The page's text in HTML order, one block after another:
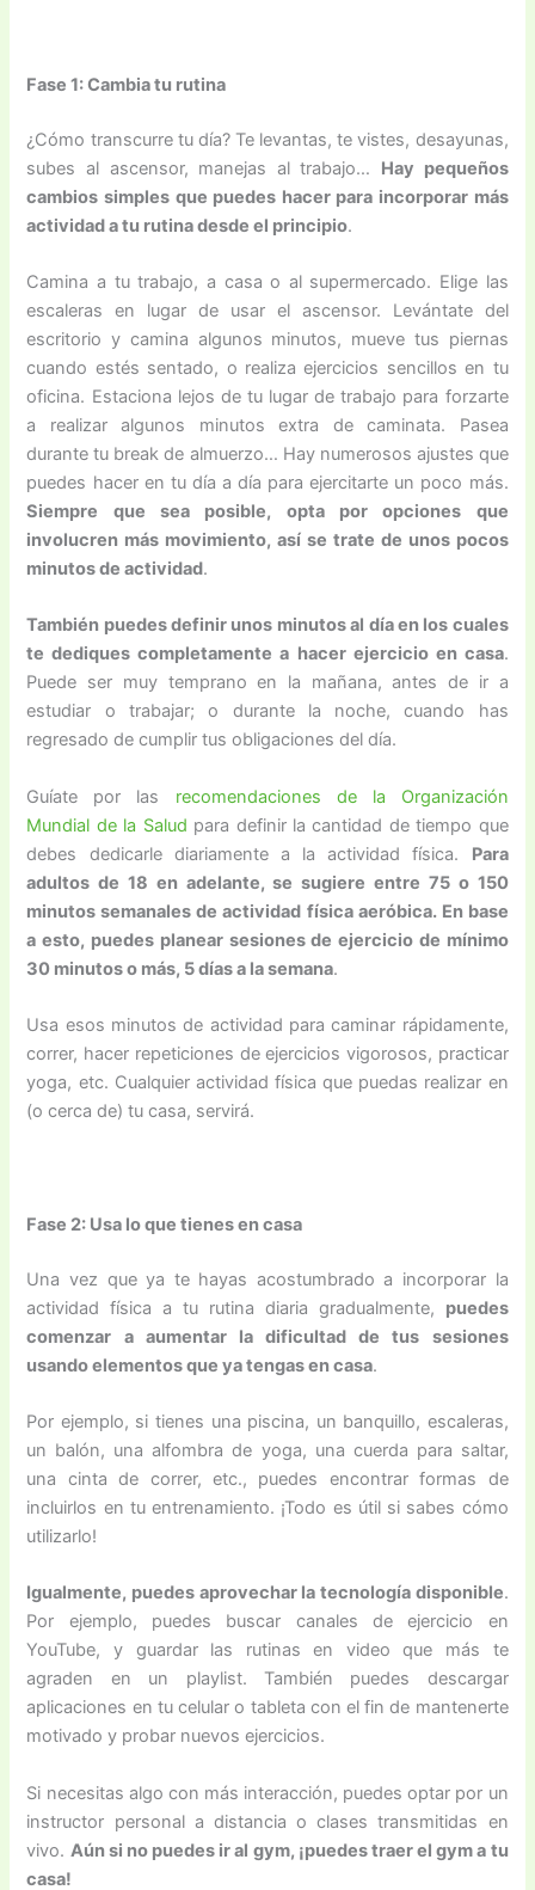
Fase 1: Cambia tu rutina
¿Cómo transcurre tu día? Te levantas, te vistes, desayunas,
subes al ascensor, manejas al trabajo… Hay pequeños
cambios simples que puedes hacer para incorporar más
actividad a tu rutina desde el principio.
Camina a tu trabajo, a casa o al supermercado. Elige las
escaleras en lugar de usar el ascensor. Levántate del
escritorio y camina algunos minutos, mueve tus piernas
cuando estés sentado, o realiza ejercicios sencillos en tu
oficina. Estaciona lejos de tu lugar de trabajo para forzarte
a realizar algunos minutos extra de caminata. Pasea
durante tu break de almuerzo… Hay numerosos ajustes que
puedes hacer en tu día a día para ejercitarte un poco más.
Siempre que sea posible, opta por opciones que
involucren más movimiento, así se trate de unos pocos
minutos de actividad.
También puedes definir unos minutos al día en los cuales
te dediques completamente a hacer ejercicio en casa.
Puede ser muy temprano en la mañana, antes de ir a
estudiar o trabajar; o durante la noche, cuando has
regresado de cumplir tus obligaciones del día.
Guíate por las recomendaciones de la Organización
Mundial de la Salud para definir la cantidad de tiempo que
debes dedicarle diariamente a la actividad física. Para
adultos de 18 en adelante, se sugiere entre 75 o 150
minutos semanales de actividad física aeróbica. En base
a esto, puedes planear sesiones de ejercicio de mínimo
30 minutos o más, 5 días a la semana.
Usa esos minutos de actividad para caminar rápidamente,
correr, hacer repeticiones de ejercicios vigorosos, practicar
yoga, etc. Cualquier actividad física que puedas realizar en
(o cerca de) tu casa, servirá.
Fase 2: Usa lo que tienes en casa
Una vez que ya te hayas acostumbrado a incorporar la
actividad física a tu rutina diaria gradualmente, puedes
comenzar a aumentar la dificultad de tus sesiones
usando elementos que ya tengas en casa.
Por ejemplo, si tienes una piscina, un banquillo, escaleras,
un balón, una alfombra de yoga, una cuerda para saltar,
una cinta de correr, etc., puedes encontrar formas de
incluirlos en tu entrenamiento. ¡Todo es útil si sabes cómo
utilizarlo!
Igualmente, puedes aprovechar la tecnología disponible.
Por ejemplo, puedes buscar canales de ejercicio en
YouTube, y guardar las rutinas en video que más te
agraden en un playlist. También puedes descargar
aplicaciones en tu celular o tableta con el fin de mantenerte
motivado y probar nuevos ejercicios.
Si necesitas algo con más interacción, puedes optar por un
instructor personal a distancia o clases transmitidas en
vivo. Aún si no puedes ir al gym, ¡puedes traer el gym a tu
casa!